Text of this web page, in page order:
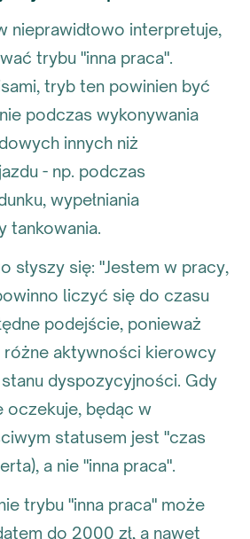
nieprawidłowo interpretuje,
trybu "inna praca".
tryb ten powinien być
podczas wykonywania
innych niż
- np. podczas
wypełniania
tankowania.
słyszy się: "Jestem w pracy,
liczyć się do czasu
podejście, ponieważ
aktywności kierowcy
dyspozycyjności. Gdy
oczekuje, będąc w
statusem jest "czas
a nie "inna praca".
trybu "inna praca" może
do 2000 zł, a nawet